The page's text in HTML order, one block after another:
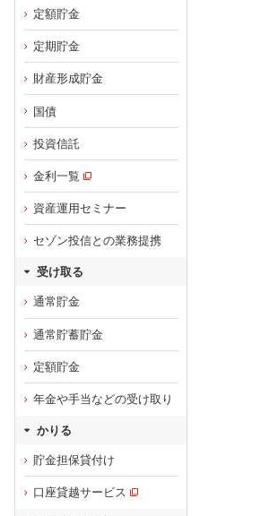
定額貯金
定期貯金
財産形成貯金
国債
投資信託
金利一覧
資産運用セミナー
セゾン投信との業務提携
受け取る
通常貯金
通常貯蓄貯金
定額貯金
年金や手当などの受け取り
かりる
貯金担保貸付け
口座貸越サービス